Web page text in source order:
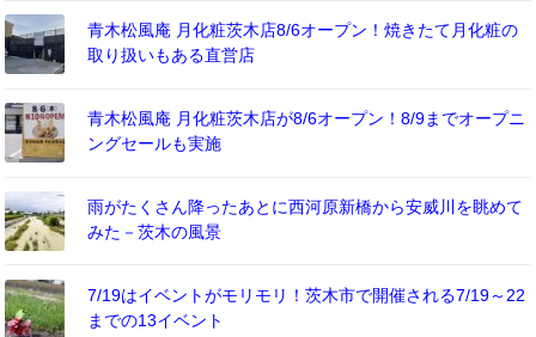
青木松風庵 月化粧茨木店8/6オープン！焼きたて月化粧の
取り扱いもある直営店
青木松風庵 月化粧茨木店が8/6オープン！8/9までオープニ
ングセールも実施
雨がたくさん降ったあとに西河原新橋から安威川を眺めて
みた－茨木の風景
7/19はイベントがモリモリ！茨木市で開催される7/19～22
までの13イベント